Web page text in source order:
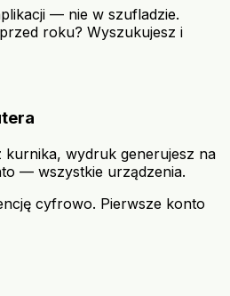
— nie w szufladzie.
roku? Wyszukujesz i
kurnika, wydruk generujesz na
— wszystkie urządzenia.
cyfrowo. Pierwsze konto